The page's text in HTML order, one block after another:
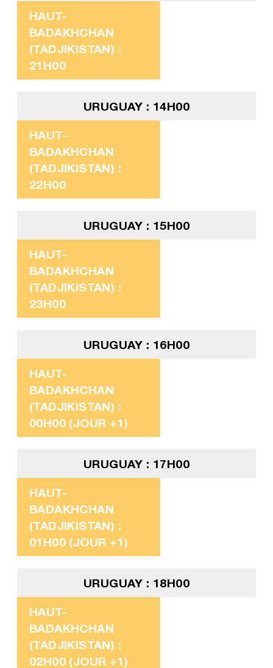
HAUT-
BADAKHCHAN
(TADJIKISTAN) :
21H00
URUGUAY : 14H00
HAUT-
BADAKHCHAN
(TADJIKISTAN) :
22H00
URUGUAY : 15H00
HAUT-
BADAKHCHAN
(TADJIKISTAN) :
23H00
URUGUAY : 16H00
HAUT-
BADAKHCHAN
(TADJIKISTAN) :
00H00 (JOUR +1)
URUGUAY : 17H00
HAUT-
BADAKHCHAN
(TADJIKISTAN) :
01H00 (JOUR +1)
URUGUAY : 18H00
HAUT-
BADAKHCHAN
(TADJIKISTAN) :
02H00 (JOUR +1)